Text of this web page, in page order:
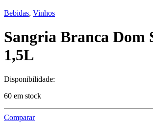
Bebidas, Vinhos
Sangria Branca Dom
1,5L
Disponibilidade:
60 em stock
Comparar